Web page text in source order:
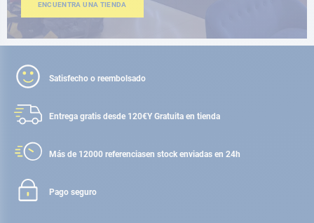
ENCUENTRA UNA TIENDA
Satisfecho o reembolsado
Entrega gratis desde 120€Y Gratuita en tienda
Más de 12000 referenciasen stock enviadas en 24h
Pago seguro